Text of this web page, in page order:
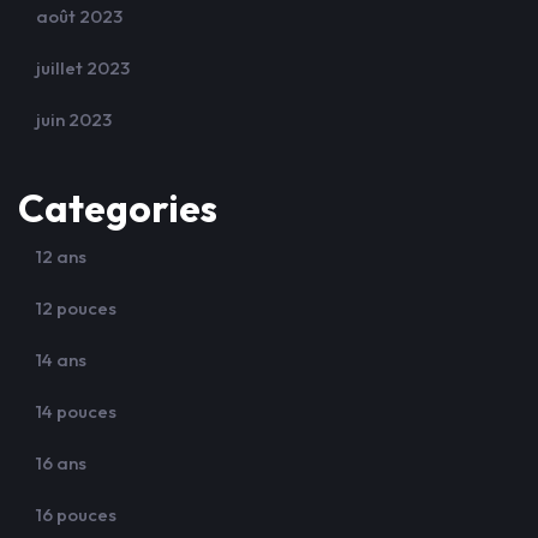
août 2023
juillet 2023
juin 2023
Categories
12 ans
12 pouces
14 ans
14 pouces
16 ans
16 pouces